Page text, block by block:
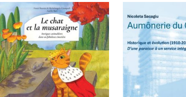
plus
récent
au
plus
ancien